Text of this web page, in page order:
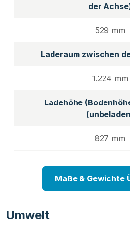
der
529 mm
Laderaum zwischen
1.224 mm
Ladehöhe
827 mm
Maße & Gewichte
Umwelt